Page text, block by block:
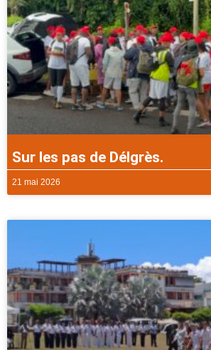
Sur les pas de Délgrès.
21 mai 2026